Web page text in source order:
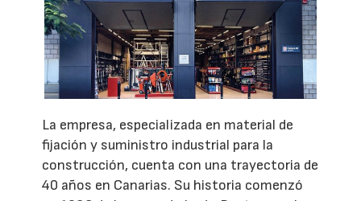
La empresa, especializada en material de
fijación y suministro industrial para la
construcción, cuenta con una trayectoria de
40 años en Canarias. Su historia comenzó